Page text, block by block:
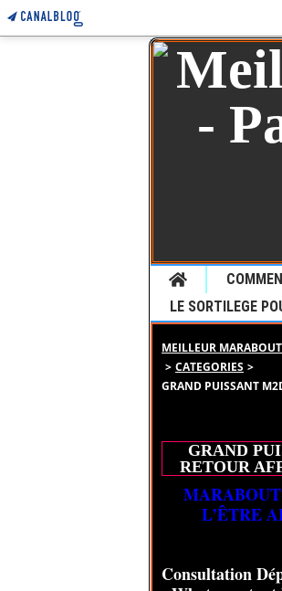
Home
MEILLEUR
> CATEGORIES >
GRAND PUISSANT
GRAND
RETOUR
L’ÊTRE
Consultation